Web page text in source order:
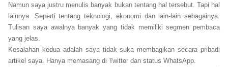
Namun saya justru menulis banyak bukan tentang hal tersebut. Tapi hal
lainnya. Seperti tentang teknologi, ekonomi dan lain-lain sebagainya.
Tulisan saya awalnya banyak yang tidak memiliki segmen pembaca
yang jelas.
Kesalahan kedua adalah saya tidak suka membagikan secara pribadi
artikel saya. Hanya memasang di Twitter dan status WhatsApp.